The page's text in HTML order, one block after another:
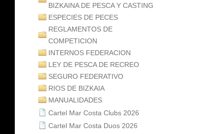
BIZKAINA DE PESCA Y CASTING
ESPECIES DE PECES
REGLAMENTOS DE
COMPETICION
INTERNOS FEDERACION
LEY DE PESCA DE RECREO
SEGURO FEDERATIVO
RIOS DE BIZKAIA
MANUALIDADES
Cartel Mar Costa Clubs 2026
Cartel Mar Costa Duos 2026